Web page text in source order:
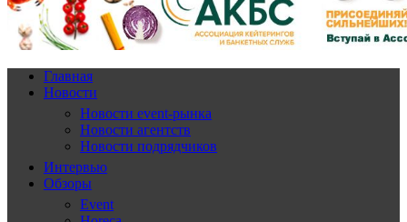
Главная
Новости
Новости event-рынка
Новости агентств
Новости подрядчиков
Интервью
Обзоры
Event